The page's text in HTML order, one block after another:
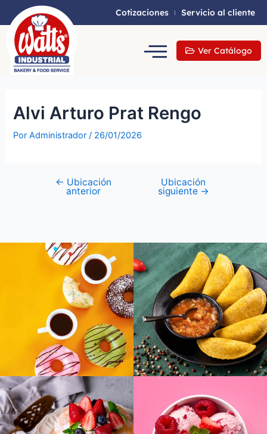
Cotizaciones Servicio al cliente
Ver Catálogo
Alvi Arturo Prat Rengo
PorAdministrador/ 26/01/2026
← Ubicación
anterior
Ubicación
siguiente →